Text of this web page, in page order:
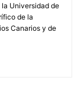
Universidad de
de la
Canarios y de